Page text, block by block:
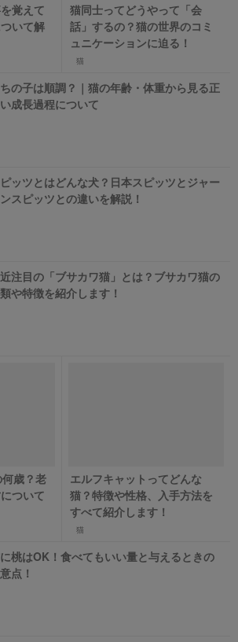
覚えて
いて解
猫同士ってどうやって「会
話」するの？猫の世界のコミ
ュニケーションに迫る！
猫
の子は順調？｜猫の年齢・体重から見る正
成長過程について
ッツとはどんな犬？日本スピッツとジャー
スピッツとの違いを解説！
注目の「ブサカワ猫」とは？ブサカワ猫の
や特徴を紹介します！
歳？老
ついて
エルフキャットってどんな
猫？特徴や性格、入手方法を
すべて紹介します！
猫
桃はOK！食べてもいい量と与えるときの
点！